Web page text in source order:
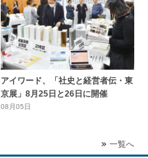
アイワード、「社史と経営者伝・東
京展」8月25日と26日に開催
08月05日
一覧へ